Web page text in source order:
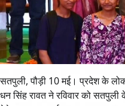
सतपुली, पौड़ी 10 मई। प्रदेश के लोक
धन सिंह रावत ने रविवार को सतपुली